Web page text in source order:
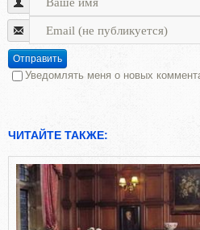
Отправить
Уведомлять меня о новых
ЧИТАЙТЕ ТАКЖЕ: